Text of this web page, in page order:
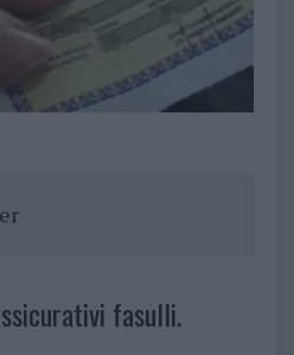
fasulli.